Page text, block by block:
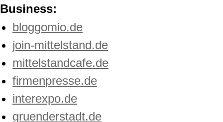
Business:
bloggomio.de
join-mittelstand.de
mittelstandcafe.de
firmenpresse.de
interexpo.de
gruenderstadt.de